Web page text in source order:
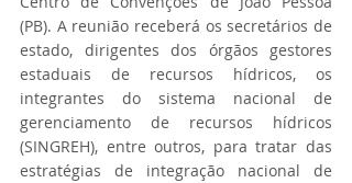
(PB). A reunião receberá os secretários de
estado, dirigentes dos órgãos gestores
estaduais de recursos hídricos, os
integrantes do sistema nacional de
gerenciamento de recursos hídricos
(SINGREH), entre outros, para tratar das
estratégias de integração nacional de